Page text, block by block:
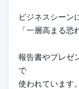
ビジネスシーン
「一層高まる恐
報告書やプレゼ
で
使われています。